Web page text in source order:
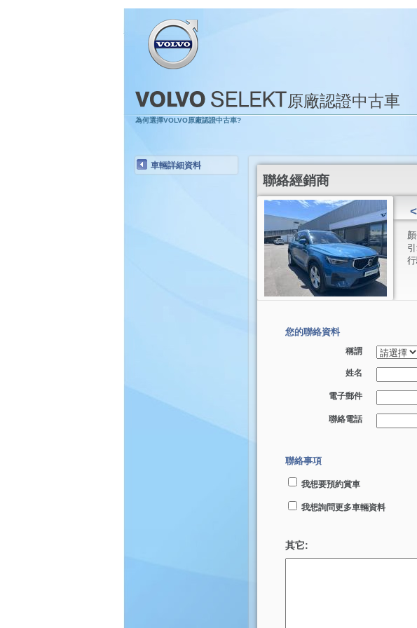
原廠認證中古車
為何選擇VOLVO原廠認證中古車?
車輛詳細資料
聯絡經銷商
您的聯絡資料
稱謂
姓名
電子郵件
聯絡電話
聯絡事項
我想要預約賞車
我想詢問更多車輛資料
其它: